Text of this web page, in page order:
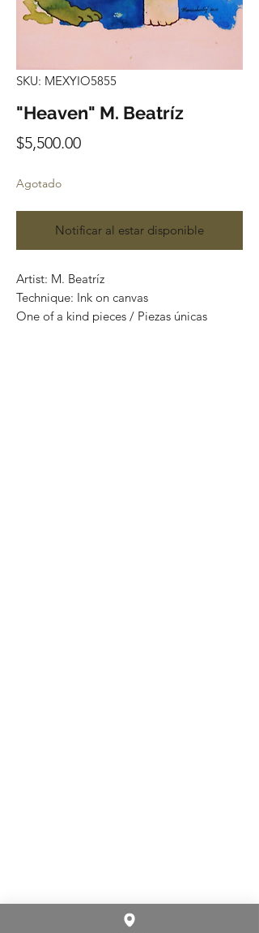
SKU: MEXYIO5855
"Heaven" M. Beatríz
$5,500.00Precio
Agotado
Notificar al estar disponible
Artist: M. Beatríz
Technique: Ink on canvas
One of a kind pieces / Piezas únicas